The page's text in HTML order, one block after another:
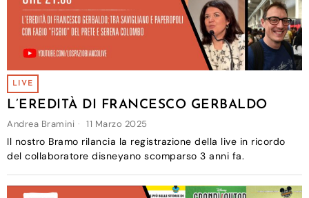
LIVE
L’EREDITÀ DI FRANCESCO GERBALDO
Andrea Bramini 11 Marzo 2025
Il nostro Bramo rilancia la registrazione della live in ricordo
del collaboratore disneyano scomparso 3 anni fa.